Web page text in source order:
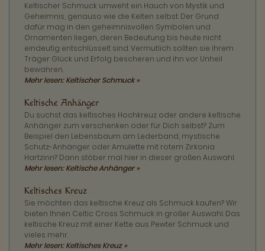
Keltischer Schmuck umweht ein Hauch von Mystik und
Geheimnis, genauso wie die Kelten selbst. Der Grund
dafür mag in den geheimnisvollen Symbolen und
Ornamenten liegen, deren Bedeutung bis heute nicht
eindeutig entschlüsselt sind. Vermutlich sollten sie ihrem
Träger Glück und Erfolg bescheren und ihn vor Unheil
bewahren.
Mehr lesen: Keltischer Schmuck »
Keltische Anhänger
Du suchst das keltisches Hochkreuz oder andere keltische
Anhänger zum verschenken oder für Dich selbst? Zum
Beispiel den Lebensbaum am Lederband, mystische
Schutz-Anhänger oder Amulette mit rotem Zirkonia
Hartzinn? Dann stöber mal hier in dieser großen Auswahl.
Mehr lesen: Keltische Anhänger »
Keltisches Kreuz
Sie möchten das keltische Kreuz als Schmuck kaufen? Wir
bieten Ihnen Celtic Cross Schmuck in großer Auswahl. Das
keltische Kreuz mit einer Kette aus Pewter Schmuck und
vieles mehr.
Mehr lesen: Keltisches Kreuz »